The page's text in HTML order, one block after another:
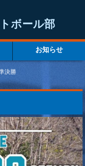
ボール部
お知らせ
決勝